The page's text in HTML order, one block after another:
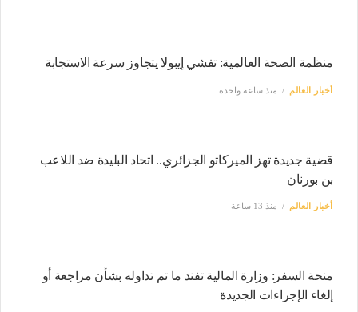
منظمة الصحة العالمية: تفشي إيبولا يتجاوز سرعة الاستجابة
أخبار العالم منذ ساعة واحدة
قضية جديدة تهز الميركاتو الجزائري.. اتحاد البليدة ضد اللاعب
بن بورنان
أخبار العالم منذ 13 ساعة
منحة السفر: وزارة المالية تفند ما تم تداوله بشأن مراجعة أو
إلغاء الإجراءات الجديدة